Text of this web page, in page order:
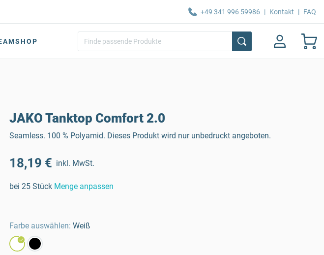
+49 341 996 59986 | Kontakt | FAQ
JAKO Tanktop Comfort 2.0
Seamless. 100 % Polyamid. Dieses Produkt wird nur unbedruckt angeboten.
18,19 € inkl. MwSt.
bei 25 Stück Menge anpassen
Farbe auswählen: Weiß